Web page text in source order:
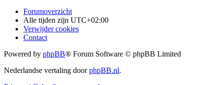
Forumoverzicht
Alle tijden zijn UTC+02:00
Verwijder cookies
Contact
Powered by phpBB® Forum Software © phpBB Limited
Nederlandse vertaling doorphpBB.nl.